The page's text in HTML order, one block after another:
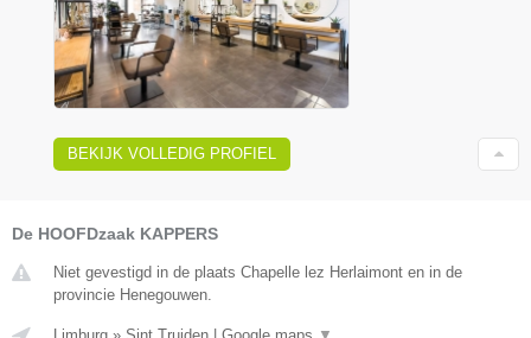
BEKIJK VOLLEDIG PROFIEL
De HOOFDzaak KAPPERS
Niet gevestigd in de plaats Chapelle lez Herlaimont en in de
provincie Henegouwen.